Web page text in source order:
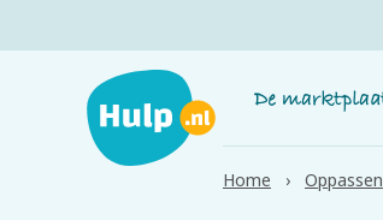
Home Oppassen